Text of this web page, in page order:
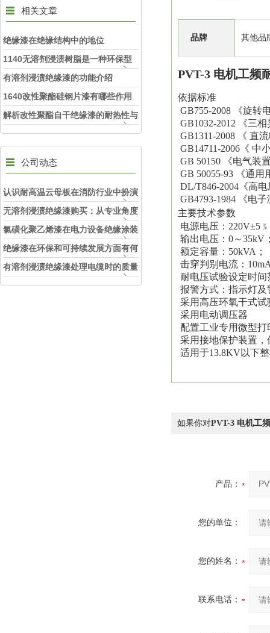
相关文章
绝缘漆在绝缘结构中的地位
1140无溶剂浸渍树脂是一种环保型
的树脂材料
有溶剂浸渍绝缘漆的功能介绍
1640改性聚酯硅钢片漆有哪些作用
解析改性聚酯自干绝缘漆的耐热性与
环保特性
公司动态
认识耐高温云母板在消防行业中扮演
的角色
无溶剂浸渍绝缘漆购买：从专业角度
看如何选择
氯磺化聚乙烯漆在电力设备绝缘涂装
中的实际应用效果
绝缘漆在环保和可持续发展方面有何
考虑？
有溶剂浸渍绝缘漆处理电缆时的质量
和安全性考虑因素
品牌 其他品
PVT-3 电机工频
依据标准
GB755-2008 《旋转
GB1032-2012 《三
GB1311-2008 《 直
GB14711-2006《 中
GB 50150 《电气装
GB 50055-93 《通
DL/T846-2004《高
GB4793-1984 《电
主要技术参数
电源电压：
输出电压：0～35kV
额定容量：50kVA；
击穿判别电流：
耐电压试验设定时间
报警方式：指示灯
采用高压环氧干式试
采用电动调压器
配置工业专用微型
采用接地保护装置
适用于13.8KV以下
如果你对PVT-3 电机工
产品：
您的单位：
您的姓名：
联系电话：